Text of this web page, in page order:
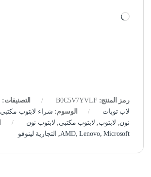
جاري التحميل…
رمز المنتج:B0C5V7YVLF التصنيفات:
لاب توبات
الوسوم: شراء لابتوب مكتبي
نون, لابتوب, لابتوب مكتبي, لابتوب نون
AMD,Lenovo,Microsoft
, التجارية لينوفو